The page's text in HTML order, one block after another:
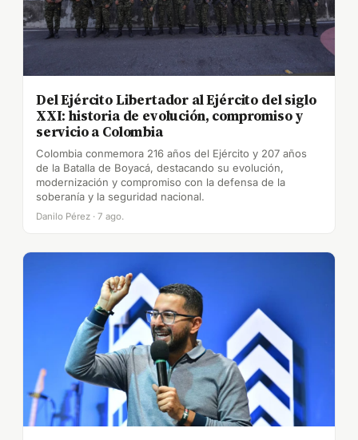
Del Ejército Libertador al Ejército del siglo
XXI: historia de evolución, compromiso y
servicio a Colombia
Colombia conmemora 216 años del Ejército y 207 años
de la Batalla de Boyacá, destacando su evolución,
modernización y compromiso con la defensa de la
soberanía y la seguridad nacional.
Danilo Pérez · 7 ago.